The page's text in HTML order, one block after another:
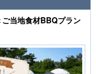
ご当地食材BBQプラン